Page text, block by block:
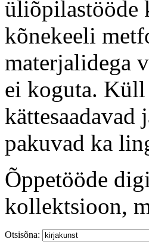
üliõpilastööde
kõnekeeli
materjalidega
ei koguta. Küll
kättesaadavad
pakuvad ka
Õppetööde
kollektsioon,
Otsisõna: